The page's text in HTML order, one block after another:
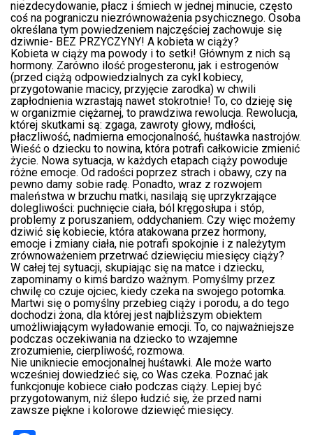
niezdecydowanie, płacz i śmiech w jednej minucie, często
coś na pograniczu niezrównoważenia psychicznego. Osoba
określana tym powiedzeniem najczęściej zachowuje się
dziwnie- BEZ PRZYCZYNY! A kobieta w ciąży?
Kobieta w ciąży ma powody i to setki! Głównym z nich są
hormony. Zarówno ilość progesteronu, jak i estrogenów
(przed ciążą odpowiedzialnych za cykl kobiecy,
przygotowanie macicy, przyjęcie zarodka) w chwili
zapłodnienia wzrastają nawet stokrotnie! To, co dzieję się
w organizmie ciężarnej, to prawdziwa rewolucja. Rewolucja,
której skutkami są: zgaga, zawroty głowy, mdłości,
płaczliwość, nadmierna emocjonalność, huśtawka nastrojów.
Wieść o dziecku to nowina, która potrafi całkowicie zmienić
życie. Nowa sytuacja, w każdych etapach ciąży powoduje
różne emocje. Od radości poprzez strach i obawy, czy na
pewno damy sobie radę. Ponadto, wraz z rozwojem
maleństwa w brzuchu matki, nasilają się uprzykrzające
dolegliwości: puchnięcie ciała, ból kręgosłupa i stóp,
problemy z poruszaniem, oddychaniem. Czy więc możemy
dziwić się kobiecie, która atakowana przez hormony,
emocje i zmiany ciała, nie potrafi spokojnie i z należytym
zrównoważeniem przetrwać dziewięciu miesięcy ciąży?
W całej tej sytuacji, skupiając się na matce i dziecku,
zapominamy o kimś bardzo ważnym. Pomyślmy przez
chwilę co czuje ojciec, kiedy czeka na swojego potomka.
Martwi się o pomyślny przebieg ciąży i porodu, a do tego
dochodzi żona, dla której jest najbliższym obiektem
umożliwiającym wyładowanie emocji. To, co najważniejsze
podczas oczekiwania na dziecko to wzajemne
zrozumienie, cierpliwość, rozmowa.
Nie unikniecie emocjonalnej huśtawki. Ale może warto
wcześniej dowiedzieć się, co Was czeka. Poznać jak
funkcjonuje kobiece ciało podczas ciąży. Lepiej być
przygotowanym, niż ślepo łudzić się, że przed nami
zawsze piękne i kolorowe dziewięć miesięcy.